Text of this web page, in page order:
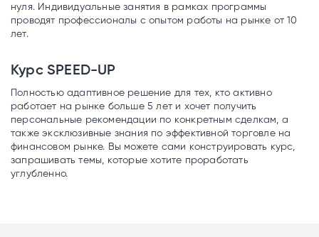
нуля. Индивидуальные занятия в рамках программы
проводят профессионалы с опытом работы на рынке от 10
лет.
Курс SPEED-UP
Полностью адаптивное решение для тех, кто активно
работает на рынке больше 5 лет и хочет получить
персональные рекомендации по конкретным сделкам, а
также эксклюзивные знания по эффективной торговле на
финансовом рынке. Вы можете сами конструировать курс,
запрашивать темы, которые хотите проработать
углубленно.